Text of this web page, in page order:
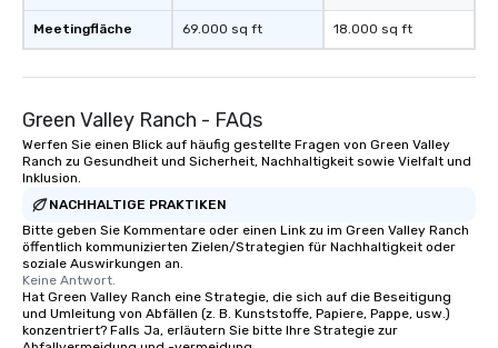
Meetingfläche 69.000 sq ft 18.000 sq ft
Green Valley Ranch - FAQs
Werfen Sie einen Blick auf häufig gestellte Fragen von Green Valley
Ranch zu Gesundheit und Sicherheit, Nachhaltigkeit sowie Vielfalt und
Inklusion.
NACHHALTIGE PRAKTIKEN
Bitte geben Sie Kommentare oder einen Link zu im Green Valley Ranch
öffentlich kommunizierten Zielen/Strategien für Nachhaltigkeit oder
soziale Auswirkungen an.
Keine Antwort.
Hat Green Valley Ranch eine Strategie, die sich auf die Beseitigung
und Umleitung von Abfällen (z. B. Kunststoffe, Papiere, Pappe, usw.)
konzentriert? Falls Ja, erläutern Sie bitte Ihre Strategie zur